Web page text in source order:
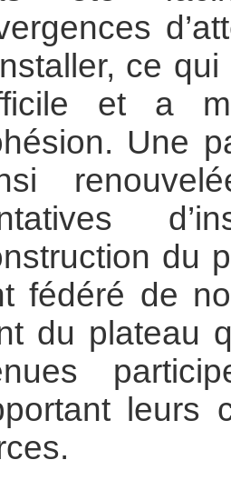
ce
et a
Une
du
fédéré de
du plateau
leurs